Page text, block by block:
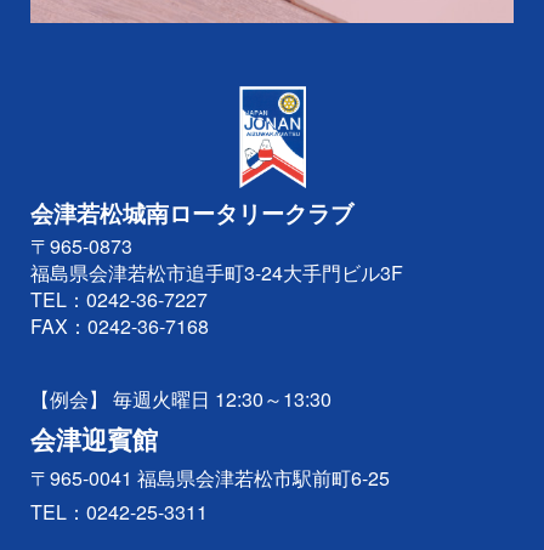
会津若松城南ロータリークラブ
〒965-0873
福島県会津若松市追手町3-24大手門ビル3F
TEL： 0242-36-7227
FAX：0242-36-7168
【例会】 毎週火曜日 12:30～13:30
会津迎賓館
〒965-0041 福島県会津若松市駅前町6-25
TEL： 0242-25-3311